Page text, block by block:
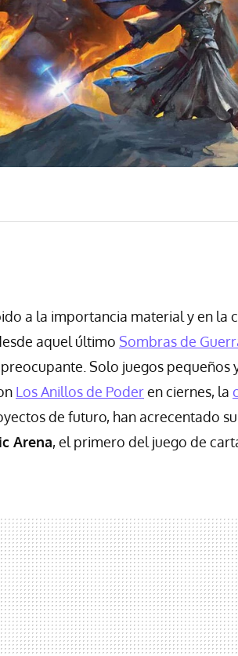
a la importancia material y en la
aquel último Sombras de
Solo juegos pequeños
Los Anillos de Poderen ciernes, la
de futuro, han acrecentado
Arena, el primero del juego de